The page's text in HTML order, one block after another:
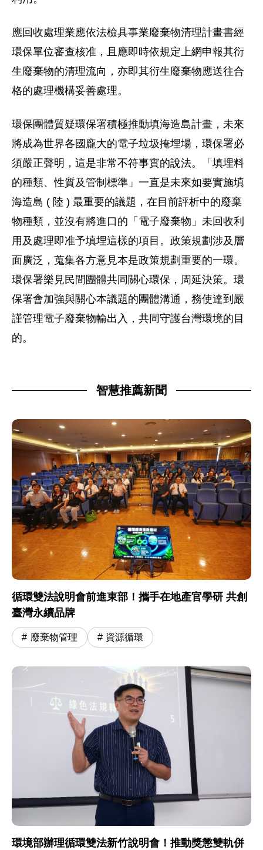
應回收處理業應依法檢具事業廢棄物清理計畫書經
環保單位審查核准，且應即時依規定上網申報其衍
生廢棄物的清理流向，亦即其衍生廢棄物應送往合
格的處理機構妥善處理。
環保團體質疑環保署積極推動填海造島計畫，未來
將成為世界各國龐大的電子垃圾掩埋場，環保署必
須嚴正聲明，這是非常不符事實的說法。「填埋料
的種類、性質及管制標準」一直是未來如要實施填
海造島 ( 陸 ) 最重要的議題，在目前評析中的廢棄
物種類，並沒有將進口的「電子廢棄物」未回收利
用及處理即准予填埋這樣的項目。政策規劃涉及層
面廣泛，蒐集各方意見本是政策規劃重要的一環。
環保署樂見民間團體共同關心環保，周延決策。環
保署會加強與關心本議題的團體溝通，務使達到嚴
謹管理電子廢棄物輸出入，共同守護台灣環境的目
的。
智慧推薦新聞
循環雙法說明會前進東部！攜手在地產官學研 共創
臺灣永續品牌
廢棄物管理 資源循環
環境部辦理循環雙法新竹說明會！推動獎懲雙軌併